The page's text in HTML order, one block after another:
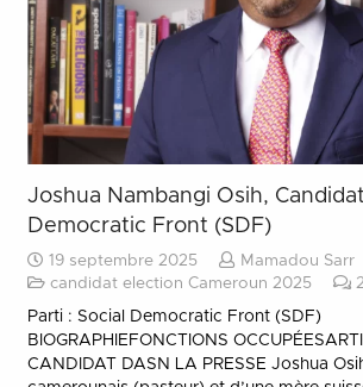
Joshua Nambangi Osih,
Democratic Front (SDF)
19 septembre 2025
Mamadou Sarr
candidat election Cameroun 2025
2
Parti : Social Democratic Front (SDF)
BIOGRAPHIEFONCTIONS
CANDIDAT DASN LA PRESSE Joshua